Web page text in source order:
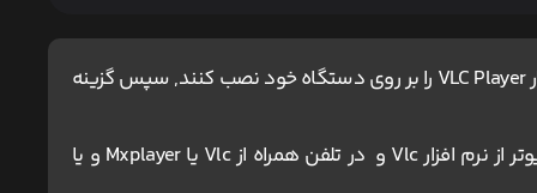
کاربران آیفون و مک ، برای اجرای پخش آنلاین باید نرم افزار VLC Player را بر روی دستگاه خود نصب کنند, سپس گزینه
برای دانلود و اجرای فیلم ها پیشنهاد می شود در کامپیوتر از نرم افزار Vlc و در تلفن همراه از Vlc یا Mxplayer و یا